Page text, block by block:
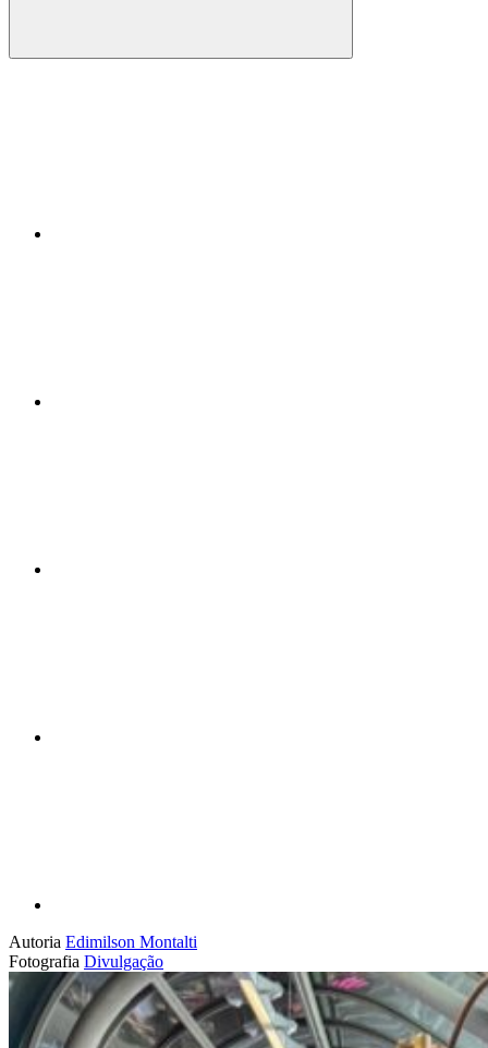
Compartilhar
Autoria Edimilson Montalti
Fotografia Divulgação